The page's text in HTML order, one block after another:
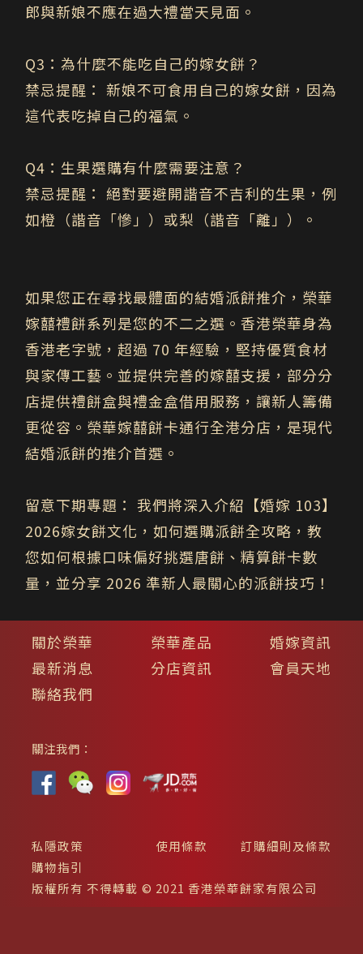
郎與新娘不應在過大禮當天見面。
Q3 ：為什麼不能吃自己的嫁女餅？
禁忌提醒： 新娘不可食用自己的嫁女餅，因為
這代表吃掉自己的福氣。
Q4 ：生果選購有什麼需要注意？
禁忌提醒： 絕對要避開諧音不吉利的生果，例
如橙（諧音「慘」）或梨（諧音「離」）。
如果您正在尋找最體面的結婚派餅推介，榮華
嫁囍禮餅系列是您的不二之選。香港榮華身為
香港老字號，超過 70 年經驗，堅持優質食材
與家傳工藝。並提供完善的嫁囍支援，部分分
店提供禮餅盒與禮金盒借用服務，讓新人籌備
更從容。榮華嫁囍餅卡通行全港分店，是現代
結婚派餅的推介首選。
留意下期專題：我們將深入介紹 【婚嫁 103】
2026嫁女餅文化，如何選購派餅全攻略 ，教
您如何根據口味偏好挑選唐餅、精算餅卡數
量，並分享 2026 準新人最關心的派餅技巧！
關於榮華 榮華產品
婚嫁資訊
最新消息
分店資訊
會員天地
聯絡我們
關注我們：
私隱政策 使用條款
訂購細則及條款
購物指引
版權所有 不得轉載 © 2021 香港榮華餅家有限公司